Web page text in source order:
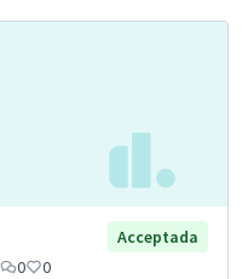
Acceptada
0 0